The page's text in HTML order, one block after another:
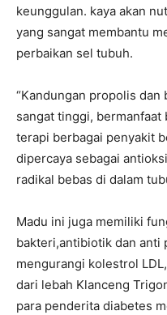
keunggulan. kaya akan
yang sangat membantu
perbaikan sel tubuh.
“Kandungan propolis
sangat tinggi, bermanfaat
terapi berbagai penyakit
dipercaya sebagai
radikal bebas di dalam
Madu ini juga memiliki
bakteri,antibiotik dan anti
mengurangi kolestrol
dari lebah Klanceng
para penderita diabetes